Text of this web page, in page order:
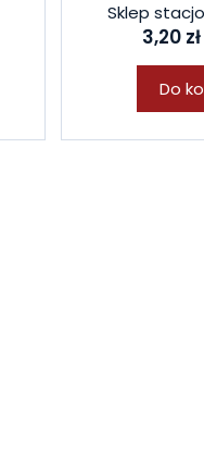
Sklep
3,20 zł
Do